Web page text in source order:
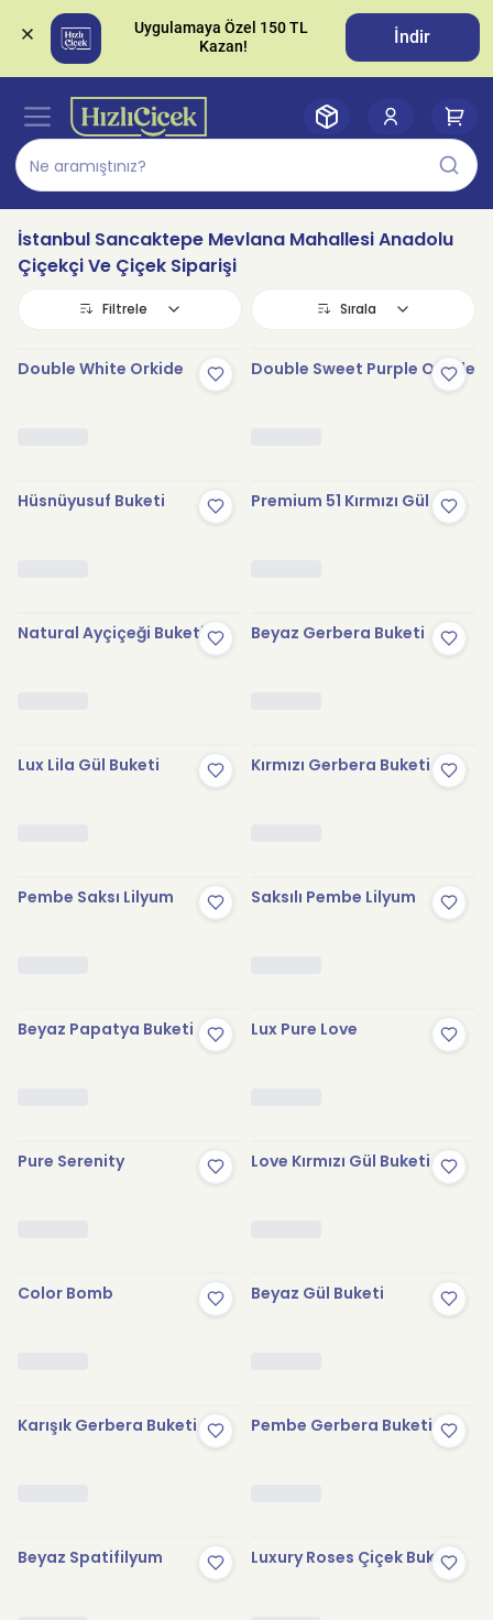
Uygulamaya Özel 150 TL
İndir
İstanbul Sancaktepe Mevlana Mahallesi Anadolu
Çiçekçi Ve Çiçek Siparişi
Filtrele Sırala
Double White Orkide Double Sweet Purple Orkide
Hüsnüyusuf Buketi Premium 51 Kırmızı Gül
Natural Ayçiçeği Buketi Beyaz Gerbera Buketi
Lux Lila Gül Buketi Kırmızı Gerbera Buketi
Pembe Saksı Lilyum Saksılı Pembe Lilyum
Beyaz Papatya Buketi Lux Pure Love
Pure Serenity Love Kırmızı Gül Buketi
Color Bomb Beyaz Gül Buketi
Karışık Gerbera Buketi Pembe Gerbera Buketi
Beyaz Spatifilyum Luxury Roses Çiçek Buketi